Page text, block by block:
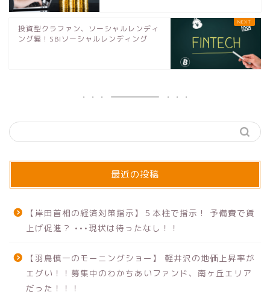
投資型クラファン、ソーシャルレンディ
ング編！SBIソーシャルレンディング
最近の投稿
【岸田首相の経済対策指示】５本柱で指示！ 予備費で賃
上げ促進？ •••現状は待ったなし！！
【羽鳥慎一のモーニングショー】 軽井沢の地価上昇率が
エグい！！募集中のわかちあいファンド、南ヶ丘エリア
だった！！！